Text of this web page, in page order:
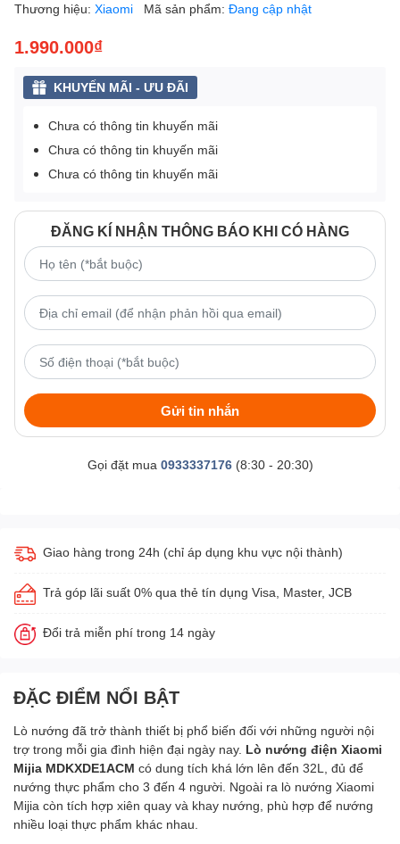
Thương hiệu: Xiaomi Mã sản phẩm: Đang cập nhật
1.990.000₫
KHUYẾN MÃI - ƯU ĐÃI
Chưa có thông tin khuyến mãi
Chưa có thông tin khuyến mãi
Chưa có thông tin khuyến mãi
ĐĂNG KÍ NHẬN THÔNG BÁO KHI CÓ HÀNG
Gửi tin nhắn
Gọi đặt mua 0933337176(8:30 - 20:30)
Giao hàng trong 24h (chỉ áp dụng khu vực nội thành)
Trả góp lãi suất 0% qua thẻ tín dụng Visa, Master, JCB
Đổi trả miễn phí trong 14 ngày
ĐẶC ĐIỂM NỔI BẬT
Lò nướng đã trở thành thiết bị phổ biến đối với những người nội
trợ trong mỗi gia đình hiện đại ngày nay. Lò nướng điện Xiaomi
Mijia MDKXDE1ACM có dung tích khá lớn lên đến 32L, đủ để
nướng thực phẩm cho 3 đến 4 người. Ngoài ra lò nướng Xiaomi
Mijia còn tích hợp xiên quay và khay nướng, phù hợp để nướng
nhiều loại thực phẩm khác nhau.